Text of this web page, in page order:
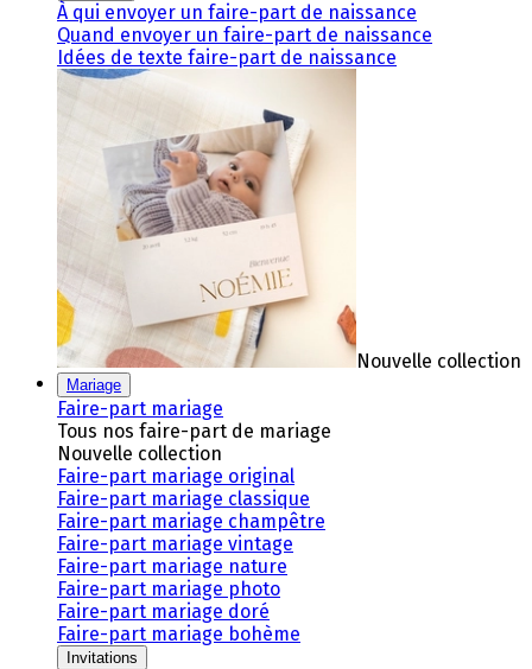
À qui envoyer un faire-part de naissance
Quand envoyer un faire-part de naissance
Idées de texte faire-part de naissance
Nouvelle collection
Mariage
Faire-part mariage
Tous nos faire-part de mariage
Nouvelle collection
Faire-part mariage original
Faire-part mariage classique
Faire-part mariage champêtre
Faire-part mariage vintage
Faire-part mariage nature
Faire-part mariage photo
Faire-part mariage doré
Faire-part mariage bohème
Invitations